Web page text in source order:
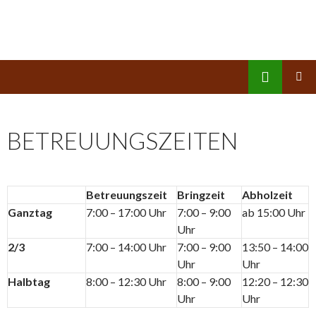
BETREUUNGSZEITEN
Betreuungszeit Bringzeit
Abholzeit
Ganztag
7:00 – 17:00 Uhr
7:00 – 9:00
Uhr
ab 15:00 Uhr
2/3 7:00 – 14:00 Uhr
7:00 – 9:00
Uhr
13:50 – 14:00
Uhr
Halbtag
8:00 – 12:30 Uhr
8:00 – 9:00
Uhr
12:20 – 12:30
Uhr